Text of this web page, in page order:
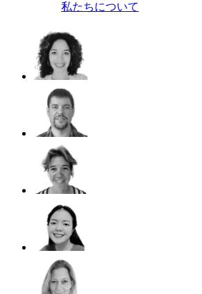
私たちについて